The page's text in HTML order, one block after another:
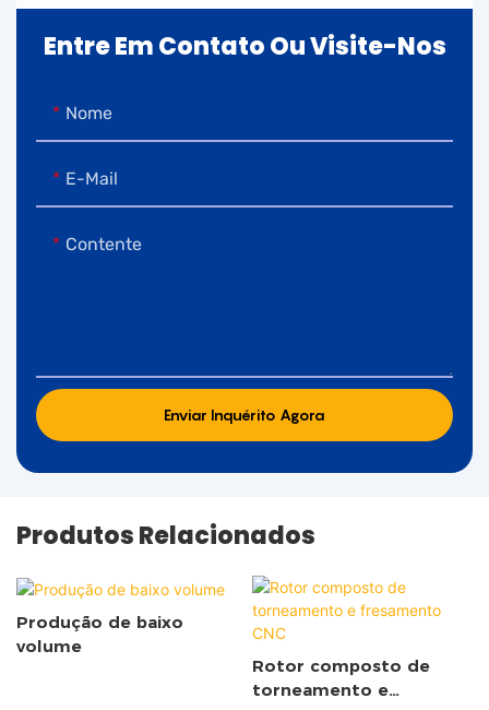
Entre Em Contato Ou Visite-Nos
Nome
E-Mail
Contente
Enviar Inquérito Agora
Produtos Relacionados
Produção de baixo
volume
Rotor composto de
torneamento e